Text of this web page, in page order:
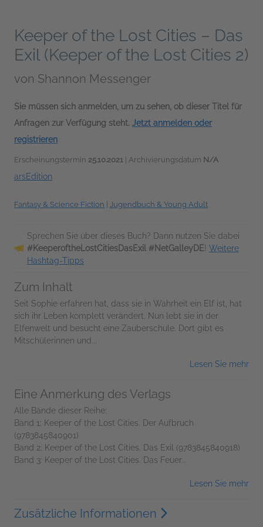
Keeper of the Lost Cities – Das
Exil (Keeper of the Lost Cities 2)
von Shannon Messenger
Sie müssen sich anmelden, um zu sehen, ob dieser Titel für
Anfragen zur Verfügung steht. Jetzt anmelden oder
registrieren
Erscheinungstermin 25.10.2021 | Archivierungsdatum N/A
arsEdition
Fantasy & Science Fiction Jugendbuch & Young Adult
Sprechen Sie über dieses Buch? Dann nutzen Sie dabei
#KeeperoftheLostCitiesDasExil #NetGalleyDE! Weitere
Hashtag-Tipps
Zum Inhalt
Seit Sophie erfahren hat, dass sie in Wahrheit ein Elf ist, hat
sich ihr Leben komplett verändert. Nun lebt sie in der
Elfenwelt und besucht eine Zauberschule. Dort gibt es
Mitschülerinnen und...
Lesen Sie mehr
Eine Anmerkung des Verlags
Alle Bände dieser Reihe:
Band 1: Keeper of the Lost Cities. Der Aufbruch
(9783845840901)
Band 2: Keeper of the Lost Cities. Das Exil (9783845840918)
Band 3: Keeper of the Lost Cities. Das Feuer...
Lesen Sie mehr
Zusätzliche Informationen